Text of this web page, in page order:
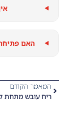
האם
המאמר הקודם